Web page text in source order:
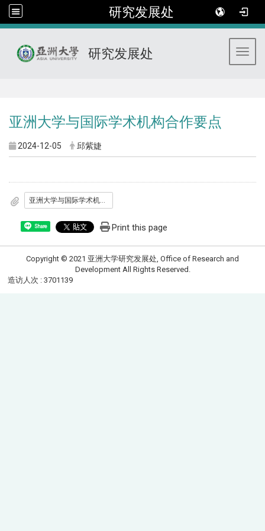
研究发展处
研究发展处
亚洲大学与国际学术机构合作要点
2024-12-05 邱紫婕
亚洲大学与国际学术机构合作要点
Share Print this page
Copyright © 2021 亚洲大学研究发展处, Office of Research and
Development All Rights Reserved.
造访人次 : 3701139